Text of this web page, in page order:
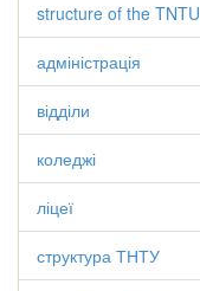
structure of the TNTU
адміністрація
відділи
коледжі
ліцеї
структура ТНТУ